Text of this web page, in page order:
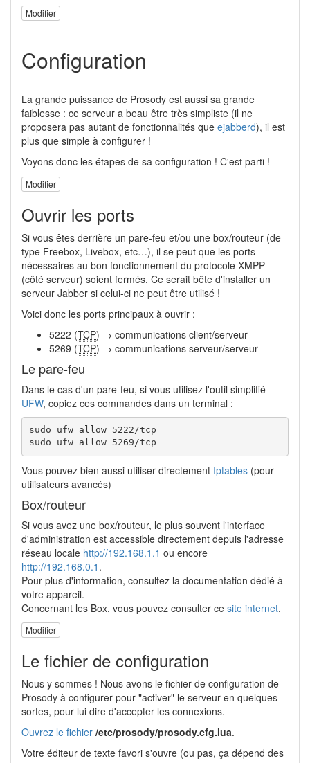
Modifier
Configuration
La grande puissance de Prosody est aussi sa grande
faiblesse : ce serveur a beau être très simpliste (il ne
proposera pas autant de fonctionnalités que ejabberd), il est
plus que simple à configurer !
Voyons donc les étapes de sa configuration ! C'est parti !
Modifier
Ouvrir les ports
Si vous êtes derrière un pare-feu et/ou une box/routeur (de
type Freebox, Livebox, etc…), il se peut que les ports
nécessaires au bon fonctionnement du protocole XMPP
(côté serveur) soient fermés. Ce serait bête d'installer un
serveur Jabber si celui-ci ne peut être utilisé !
Voici donc les ports principaux à ouvrir :
5222 (TCP) → communications client/serveur
5269 (TCP) → communications serveur/serveur
Le pare-feu
Dans le cas d'un pare-feu, si vous utilisez l'outil simplifié
UFW, copiez ces commandes dans un terminal :
sudo ufw allow 5222/tcp
sudo ufw allow 5269/tcp
Vous pouvez bien aussi utiliser directement Iptables (pour
utilisateurs avancés)
Box/routeur
Si vous avez une box/routeur, le plus souvent l'interface
d'administration est accessible directement depuis l'adresse
réseau locale http://192.168.1.1 ou encore
http://192.168.0.1 .
Pour plus d'information, consultez la documentation dédié à
votre appareil.
Concernant les Box, vous pouvez consulter ce site internet.
Modifier
Le fichier de configuration
Nous y sommes ! Nous avons le fichier de configuration de
Prosody à configurer pour "activer" le serveur en quelques
sortes, pour lui dire d'accepter les connexions.
Ouvrez le fichier /etc/prosody/prosody.cfg.lua.
Votre éditeur de texte favori s'ouvre (ou pas, ça dépend des